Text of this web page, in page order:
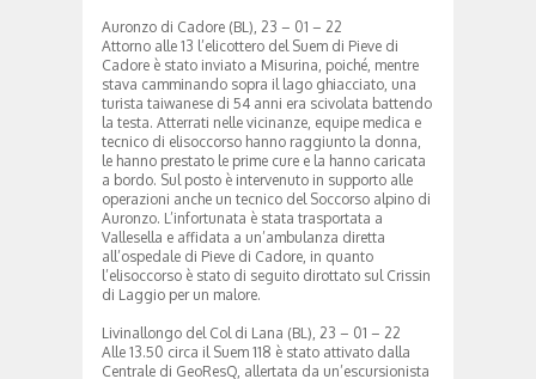
Auronzo di Cadore (BL), 23 – 01 – 22
Attorno alle 13 l’elicottero del Suem di Pieve di
Cadore è stato inviato a Misurina, poiché, mentre
stava camminando sopra il lago ghiacciato, una
turista taiwanese di 54 anni era scivolata battendo
la testa. Atterrati nelle vicinanze, equipe medica e
tecnico di elisoccorso hanno raggiunto la donna,
le hanno prestato le prime cure e la hanno caricata
a bordo. Sul posto è intervenuto in supporto alle
operazioni anche un tecnico del Soccorso alpino di
Auronzo. L’infortunata è stata trasportata a
Vallesella e affidata a un’ambulanza diretta
all’ospedale di Pieve di Cadore, in quanto
l’elisoccorso è stato di seguito dirottato sul Crissin
di Laggio per un malore.
Livinallongo del Col di Lana (BL), 23 – 01 – 22
Alle 13.50 circa il Suem 118 è stato attivato dalla
Centrale di GeoResQ, allertata da un’escursionista